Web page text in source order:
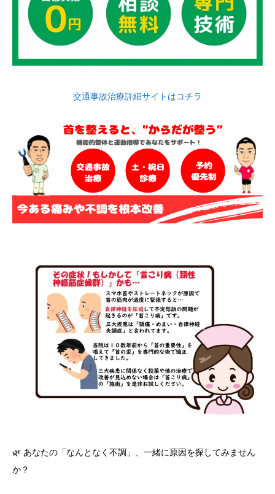
交通事故治療詳細サイトはコチラ
🌿 あなたの「なんとなく不調」、一緒に原因を探してみません
か？